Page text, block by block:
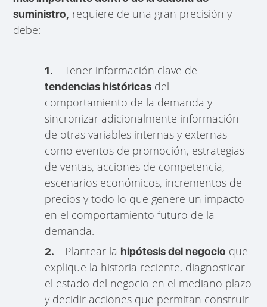
suministro, requiere de una gran precisión y
debe:
1. Tener información clave de
tendencias históricasdel
comportamiento de la demanda y
sincronizar adicionalmente información
de otras variables internas y externas
como eventos de promoción, estrategias
de ventas, acciones de competencia,
escenarios económicos, incrementos de
precios y todo lo que genere un impacto
en el comportamiento futuro de la
demanda.
2. Plantear la hipótesis del negocio que
explique la historia reciente, diagnosticar
el estado del negocio en el mediano plazo
y decidir acciones que permitan construir